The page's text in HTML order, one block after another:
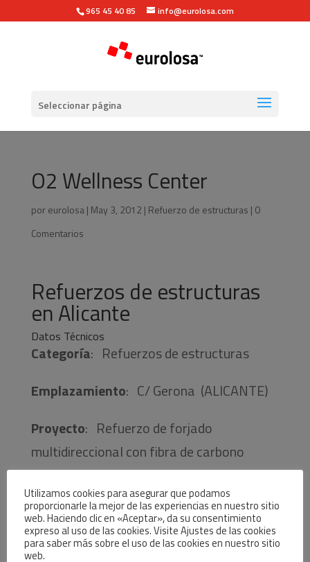
965 45 40 85 info@eurolosa.com
Seleccionar página
O2 Wellness Center
poreurolosa| May 3, 2012 | Refuerzo de estructuras | 0
Comentarios
Refuerzos de estructuras
en Alicante
Datos Técnicos
Categoría: Refuerzos de estructuras
Emplazamiento: C/ Gerona (ALICANTE)
Proyecto: Refuerzo de forjado
multidireccional con fibra de carbono
[buddy-gallery width=»600″ height=»450″]
Utilizamos cookies para asegurar que podamos
proporcionarle la mejor de las experiencias en nuestro sitio
web. Haciendo clic en «Aceptar», da su consentimiento
expreso al uso de las cookies. Visite Ajustes de las cookies
para saber más sobre el uso de las cookies en nuestro sitio
web.